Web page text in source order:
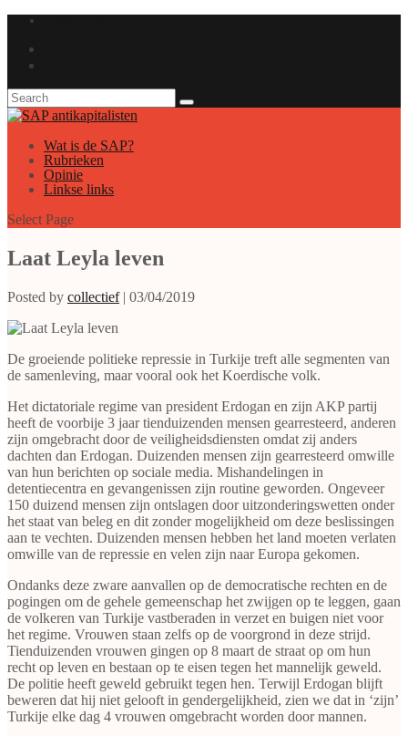
Wat is de SAP?
Rubrieken
Opinie
Linkse links
Select Page
Laat Leyla leven
Posted by collectief| 03/04/2019
De groeiende politieke repressie in Turkije treft alle segmenten van
de samenleving, maar vooral ook het Koerdische volk.
Het dictatoriale regime van president Erdogan en zijn AKP partij
heeft de voorbije 3 jaar tienduizenden mensen gearresteerd, anderen
zijn omgebracht door de veiligheidsdiensten omdat zij anders
dachten dan Erdogan. Duizenden mensen zijn gearresteerd omwille
van hun berichten op sociale media. Mishandelingen in
detentiecentra en gevangenissen zijn routine geworden. Ongeveer
150 duizend mensen zijn ontslagen door uitzonderingswetten onder
het staat van beleg en dit zonder mogelijkheid om deze beslissingen
aan te vechten. Duizenden mensen hebben het land moeten verlaten
omwille van de repressie en velen zijn naar Europa gekomen.
Ondanks deze zware aanvallen op de democratische rechten en de
pogingen om de gehele gemeenschap het zwijgen op te leggen, gaan
de volkeren van Turkije vastberaden in verzet en buigen niet voor
het regime. Vrouwen staan zelfs op de voorgrond in deze strijd.
Tienduizenden vrouwen gingen op 8 maart de straat op om hun
recht op leven en bestaan op te eisen tegen het mannelijk geweld.
De politie heeft geweld gebruikt tegen hen. Terwijl Erdogan blijft
beweren dat hij niet gelooft in gendergelijkheid, zien we dat in ‘zijn’
Turkije elke dag 4 vrouwen omgebracht worden door mannen.